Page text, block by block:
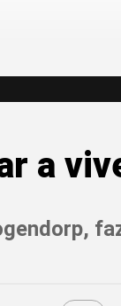
a